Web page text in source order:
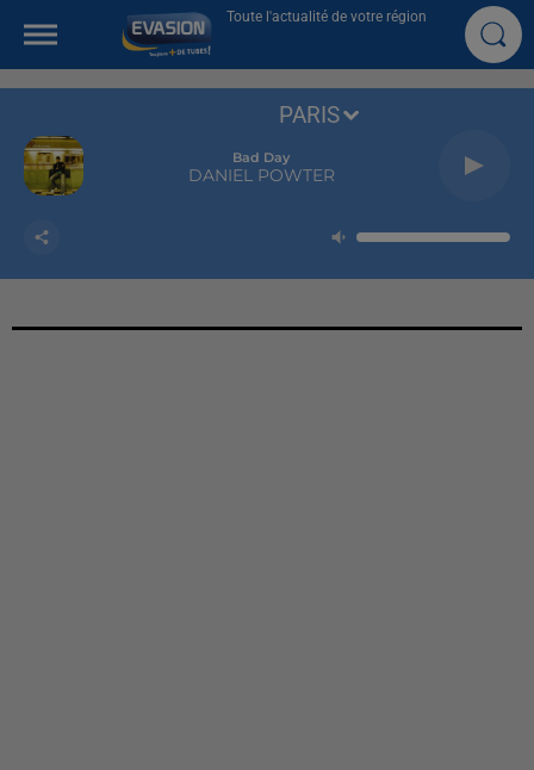
Toute l'actualité de votre région
Bad Day
DANIEL POWTER
PARIS